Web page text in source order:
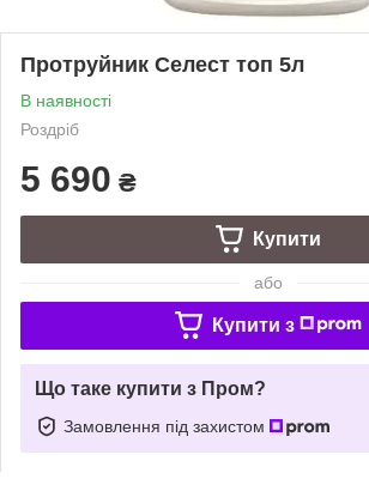
Протруйник Селест топ 5л
В наявності
Роздріб
5 690 ₴
Купити
або
Купити з
Що таке купити з Пром?
Замовлення під захистом